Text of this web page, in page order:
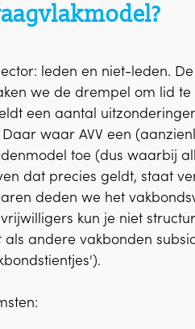
leden en niet-leden.
we de drempel om lid te
een aantal
waar AVV een
toe (dus waarbij
dat precies geldt, staat
deden we het
kun je niet
andere vakbonden